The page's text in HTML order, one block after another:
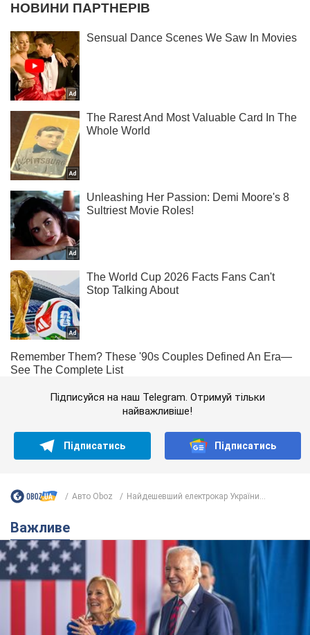
Підписуйся на наш Telegram. Отримуй тільки
найважливіше!
Підписатись Підписатись
Авто Oboz Найдешевший електрокар України...
Важливе